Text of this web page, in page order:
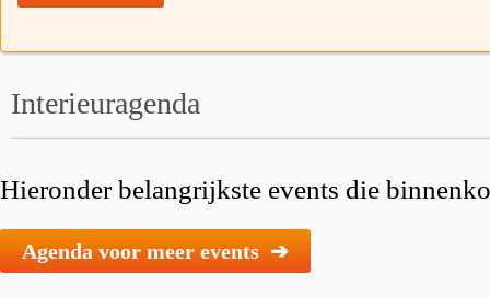
Interieuragenda
Hieronder belangrijkste events die
Agenda voor meer events ➔